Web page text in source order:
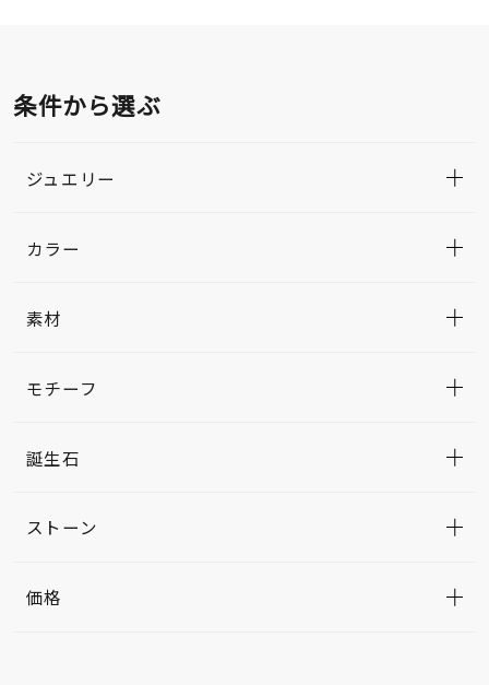
条件から選ぶ
ジュエリー
カラー
素材
モチーフ
誕生石
ストーン
価格